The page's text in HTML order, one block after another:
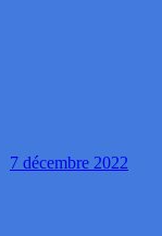
7 décembre 2022